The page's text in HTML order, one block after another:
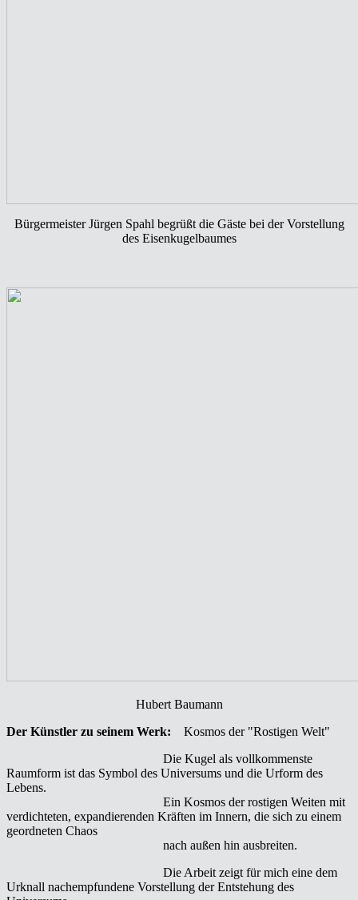
Bürgermeister Jürgen Spahl begrüßt die Gäste bei der Vorstellung
des Eisenkugelbaumes
Hubert Baumann
Der Künstler zu seinem Werk:
Kosmos der "Rostigen Welt"
Die Kugel als vollkommenste
Raumform ist das Symbol des Universums und die Urform des
Lebens.
Ein Kosmos der rostigen Weiten mit
verdichteten, expandierenden Kräften im Innern, die sich zu einem
geordneten Chaos
nach außen hin ausbreiten.
Die Arbeit zeigt für mich eine dem
Urknall nachempfundene Vorstellung der Entstehung des